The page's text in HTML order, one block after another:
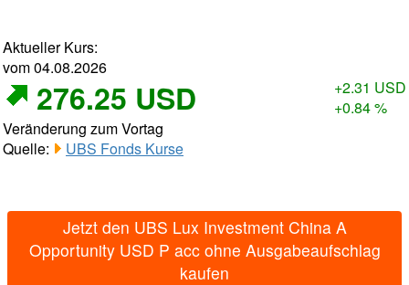
Aktueller Kurs:
vom 04.08.2026
276.25 USD
+2.31 USD
+0.84 %
Veränderung zum Vortag
Quelle:
UBS Fonds Kurse
Jetzt den UBS Lux Investment China A
Opportunity USD P acc ohne Ausgabeaufschlag
kaufen